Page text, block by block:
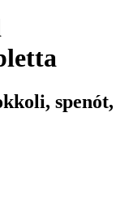
spenót,